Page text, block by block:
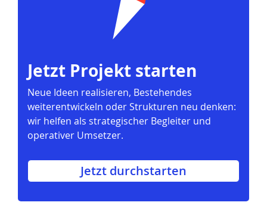
Jetzt Projekt starten
Neue Ideen realisieren, Bestehendes
weiterentwickeln oder Strukturen neu denken:
wir helfen als strategischer Begleiter und
operativer Umsetzer.
Jetzt durchstarten